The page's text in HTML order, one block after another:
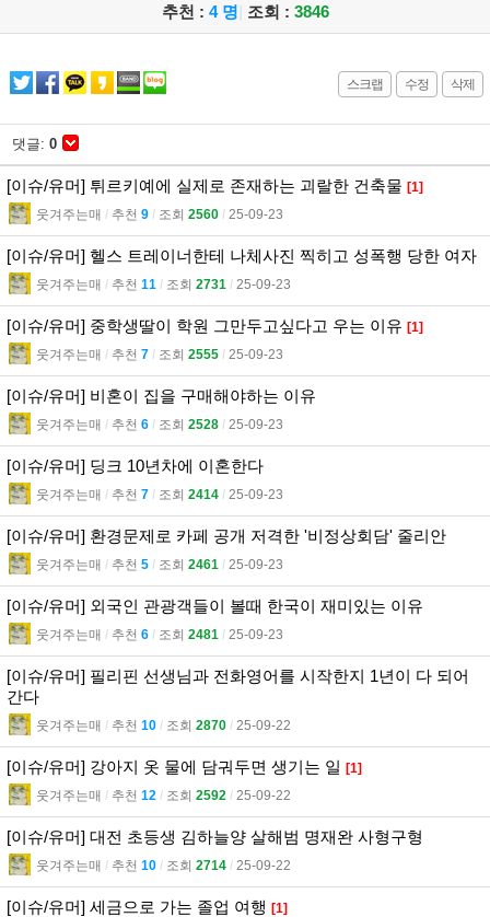
추천 : 4 명 조회 : 3846
스크랩 수정 삭제
댓글: 0
[이슈/유머] 튀르키예에 실제로 존재하는 괴랄한 건축물 [1]
웃겨주는매 l 추천 9 l 조회 2560 l 25-09-23
[이슈/유머] 헬스 트레이너한테 나체사진 찍히고 성폭행 당한 여자
웃겨주는매 l 추천 11 l 조회 2731 l 25-09-23
[이슈/유머] 중학생딸이 학원 그만두고싶다고 우는 이유 [1]
웃겨주는매 l 추천 7 l 조회 2555 l 25-09-23
[이슈/유머] 비혼이 집을 구매해야하는 이유
웃겨주는매 l 추천 6 l 조회 2528 l 25-09-23
[이슈/유머] 딩크 10년차에 이혼한다
웃겨주는매 l 추천 7 l 조회 2414 l 25-09-23
[이슈/유머] 환경문제로 카페 공개 저격한 '비정상회담' 줄리안
웃겨주는매 l 추천 5 l 조회 2461 l 25-09-23
[이슈/유머] 외국인 관광객들이 볼때 한국이 재미있는 이유
웃겨주는매 l 추천 6 l 조회 2481 l 25-09-23
[이슈/유머] 필리핀 선생님과 전화영어를 시작한지 1년이 다 되어
간다
웃겨주는매 l 추천 10 l 조회 2870 l 25-09-22
[이슈/유머] 강아지 옷 물에 담궈두면 생기는 일 [1]
웃겨주는매 l 추천 12 l 조회 2592 l 25-09-22
[이슈/유머] 대전 초등생 김하늘양 살해범 명재완 사형구형
웃겨주는매 l 추천 10 l 조회 2714 l 25-09-22
[이슈/유머] 세금으로 가는 졸업 여행 [1]